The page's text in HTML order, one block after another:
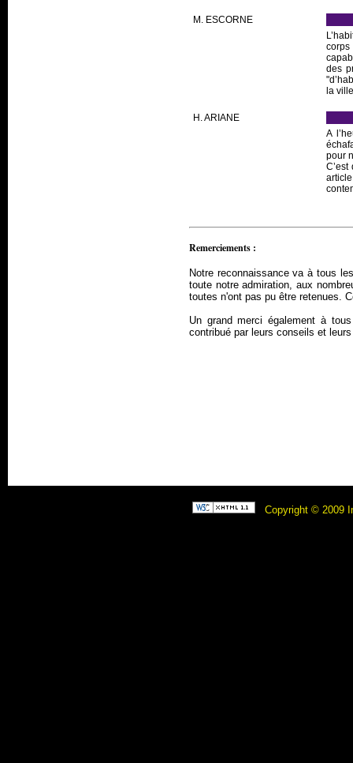
Copyright © 2009
M. ESCORNE
corps
des
la
H. ARIANE
A
pour
Remerciements :
Notre reconnaissance va à tous
toute notre admiration, aux
toutes n'ont pas pu être retenues.
Un grand merci également à
contribué par leurs conseils et